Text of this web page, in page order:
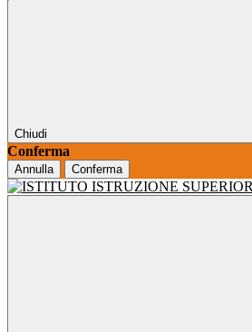
Chiudi
Conferma
Annulla Conferma